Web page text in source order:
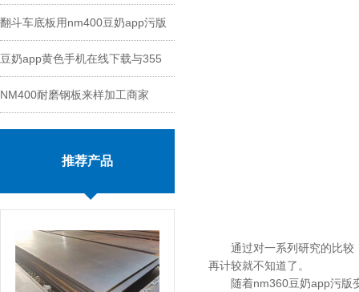
能
翻斗车底板用nm400豆奶app污版
切割
豆奶app黄色手机在线下载与355
钢板区别
NM400耐磨钢板来样加工商家
推荐产品
通过对一系列研究的比较，
再计较就不知道了。
随着nm360豆奶app污版变形